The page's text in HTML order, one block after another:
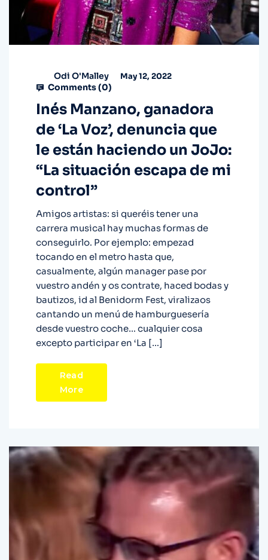
Odi O'Malley May 12, 2022
Comments (0)
Inés Manzano, ganadora
de ‘La Voz’, denuncia que
le están haciendo un JoJo:
“La situación escapa de mi
control”
Amigos artistas: si queréis tener una
carrera musical hay muchas formas de
conseguirlo. Por ejemplo: empezad
tocando en el metro hasta que,
casualmente, algún manager pase por
vuestro andén y os contrate, haced bodas y
bautizos, id al Benidorm Fest, viralizaos
cantando un menú de hamburguesería
desde vuestro coche… cualquier cosa
excepto participar en ‘La […]
Read
More